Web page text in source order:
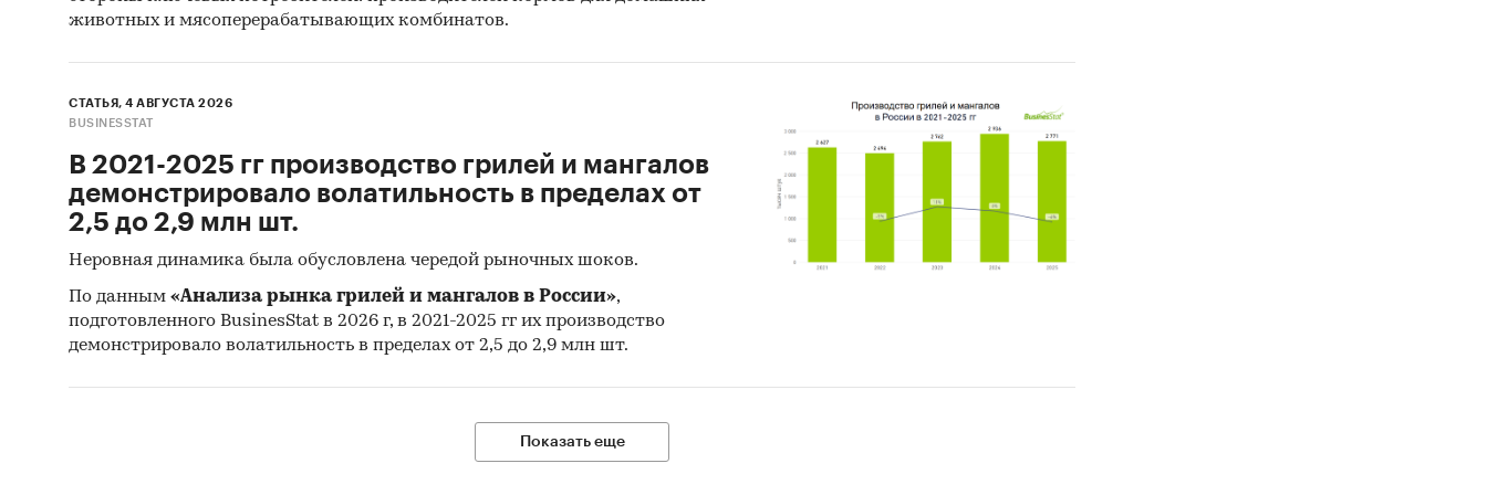
пр.
Печатные и электронные деловые и специализированные
издания, аналитические обзоры
Информационные ресурсы участников рынка
Материалы сайтов исследуемой тематики (электронные
торговые/тендерные площадки, доски объявлений,
специализированные форумы)
Результаты исследований и мониторингов маркетинговых и
консалтинговых агентств (KPMG, PWC, EY, BCG, Deloitte, Bain,
McKinsey, IHS, Argus, Platts, Nexant, Thomson Reuters, ЦДУ-ТЭК,
Региональные и федеральные СМИ
животных и мясоперерабатывающих комбинатов.
СТАТЬЯ, 4 АВГУСТА 2026
BUSINESSTAT
В 2021-2025 гг производство грилей и мангалов
демонстрировало волатильность в пределах от
2,5 до 2,9 млн шт.
Неровная динамика была обусловлена чередой рыночных шоков.
По данным «Анализа рынка грилей и мангалов в России»,
подготовленного BusinesStat в 2026 г, в 2021-2025 гг их производство
демонстрировало волатильность в пределах от 2,5 до 2,9 млн шт.
Показать еще